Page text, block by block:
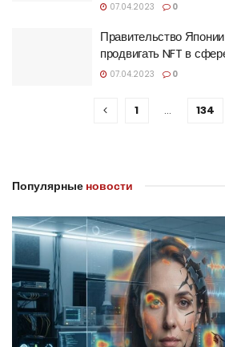
07.04.2023 0
Правительство
продвигать NFT в
07.04.2023 0
1 … 134
Популярные новости